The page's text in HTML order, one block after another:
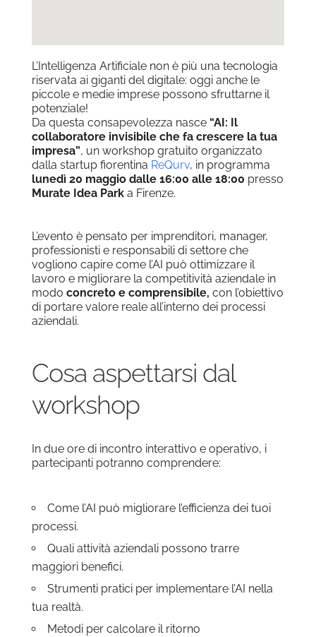
L’Intelligenza Artificiale non è più una tecnologia
riservata ai giganti del digitale: oggi anche le
piccole e medie imprese possono sfruttarne il
potenziale!
Da questa consapevolezza nasce “AI: Il
collaboratore invisibile che fa crescere la tua
impresa”, un workshop gratuito organizzato
dalla startup fiorentina ReQurv, in programma
lunedì 20 maggio dalle 16:00 alle 18:00 presso
Murate Idea Parka Firenze.
L’evento è pensato per imprenditori, manager,
professionisti e responsabili di settore che
vogliono capire come l’AI può ottimizzare il
lavoro e migliorare la competitività aziendale in
modo concreto e comprensibile, con l’obiettivo
di portare valore reale all’interno dei processi
aziendali.
Cosa aspettarsi dal
workshop
In due ore di incontro interattivo e operativo, i
partecipanti potranno comprendere:
Come l’AI può migliorare l’efficienza dei tuoi
processi.
Quali attività aziendali possono trarre
maggiori benefici.
Strumenti pratici per implementare l’AI nella
tua realtà.
Metodi per calcolare il ritorno